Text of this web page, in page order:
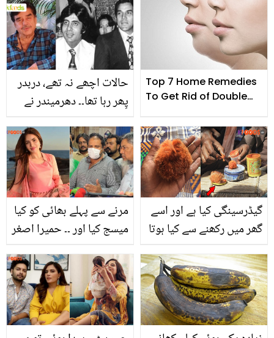
میں کیا کہا؟
عزیز کو 5 ویں شادی کی
پیشکش کردی! صارفین
غصے سے بپھر گئے
حالات اچھے نہ تھے، دربدر
پِھر رہا تھا۔۔ دھرمیندر نے
کیسے بدلی؟ شتروگن سنہا
کو دھوکہ دینے کا بھی
انکشاف
Top 7 Home Remedies
To Get Rid of Double
مرنے سے پہلے بھائی کو کیا
میسج کیا اور ۔۔ حمیرا اصغر
لوگوں کو میسج کیا تھا اور
کیا؟
گیڈرسینگی کیا ہے اور اسے
گھر میں رکھنے سے کیا ہوتا
حقیقت اور یہ کہاں سے
ملتی ہے؟